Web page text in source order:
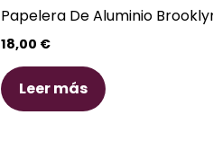
Papelera De Aluminio
18,00 €
Leer más